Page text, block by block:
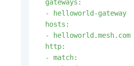
  gateways:
  - helloworld-gateway
  hosts:
  - helloworld.mesh.com
  http:
  - match: